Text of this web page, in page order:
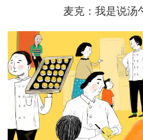
麦克：我是说汤